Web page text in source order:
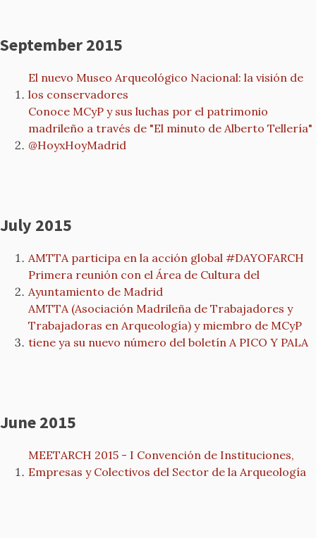
September 2015
El nuevo Museo Arqueológico Nacional: la visión de
los conservadores
Conoce MCyP y sus luchas por el patrimonio
madrileño a través de "El minuto de Alberto Tellería"
@HoyxHoyMadrid
July 2015
AMTTA participa en la acción global #‎DAYOFARCH
Primera reunión con el Área de Cultura del
Ayuntamiento de Madrid
AMTTA (Asociación Madrileña de Trabajadores y
Trabajadoras en Arqueología) y miembro de MCyP
tiene ya su nuevo número del boletín A PICO Y PALA
June 2015
MEETARCH 2015 - I Convención de Instituciones,
Empresas y Colectivos del Sector de la Arqueología